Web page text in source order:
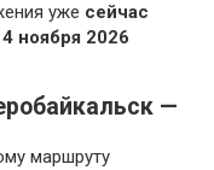
уже сейчас
ноября 2026
—
маршруту